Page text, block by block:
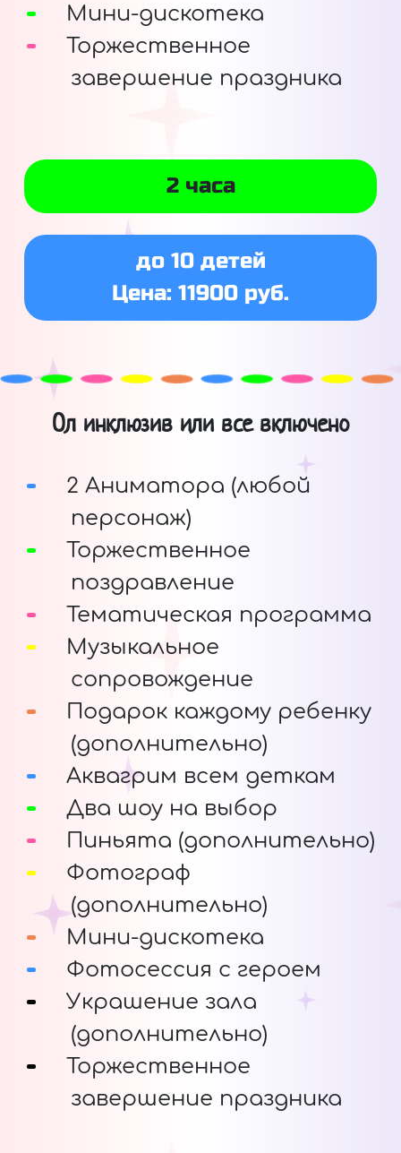
Мини-дискотека
Торжественное
завершение праздника
2 часа
до 10 детей
Цена: 11900 руб.
Ол инклюзив или все включено
2 Аниматора (любой
персонаж)
Торжественное
поздравление
Тематическая программа
Музыкальное
сопровождение
Подарок каждому ребенку
(дополнительно)
Аквагрим всем деткам
Два шоу на выбор
Пиньята (дополнительно)
Фотограф
(дополнительно)
Мини-дискотека
Фотосессия с героем
Украшение зала
(дополнительно)
Торжественное
завершение праздника